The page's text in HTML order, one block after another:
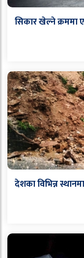
सिकार खेल्ने क्रममा
देशका विभिन्न